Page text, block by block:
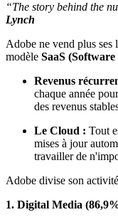
“The story behind the
Lynch
Adobe ne vend plus
modèle SaaS (Software
Revenus
chaque année
des revenus
Le Cloud : Tout
mises à jour
travailler de
Adobe divise son
1. Digital Media